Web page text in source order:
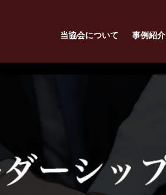
当協会について 事例紹介